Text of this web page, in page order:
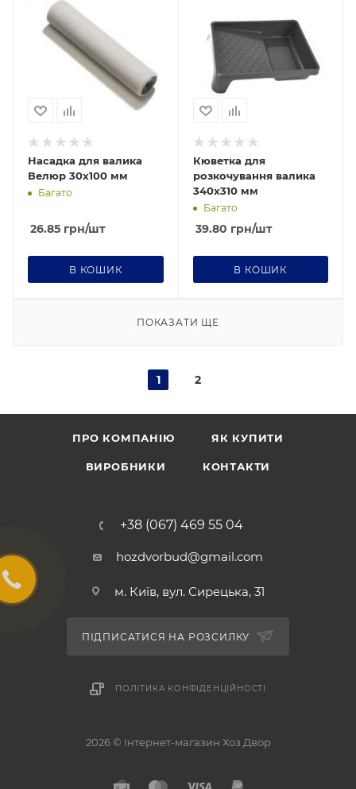
Насадка для валика
Велюр 30х100 мм
Багато
26.85 грн/шт
В КОШИК
Кюветка для
розкочування валика
340х310 мм
Багато
39.80 грн/шт
В КОШИК
ПОКАЗАТИ ЩЕ
1 2
ПРО КОМПАНІЮ ЯК КУПИТИ
ВИРОБНИКИ КОНТАКТИ
+38 (067) 469 55 04
hozdvorbud@gmail.com
м. Київ, вул. Сирецька, 31
ПІДПИСАТИСЯ НА РОЗСИЛКУ
ПОЛІТИКА КОНФІДЕНЦІЙНОСТІ
2026 © Інтернет-магазин Хоз Двор